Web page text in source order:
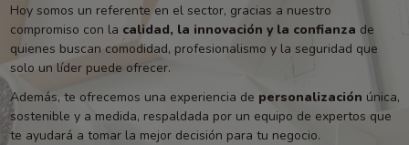
Hoy somos un referente en el sector, gracias a nuestro
compromiso con la calidad, la innovación y la confianza de
quienes buscan comodidad, profesionalismo y la seguridad que
solo un líder puede ofrecer.
Además, te ofrecemos una experiencia de personalización única,
sostenible y a medida, respaldada por un equipo de expertos que
te ayudará a tomar la mejor decisión para tu negocio.